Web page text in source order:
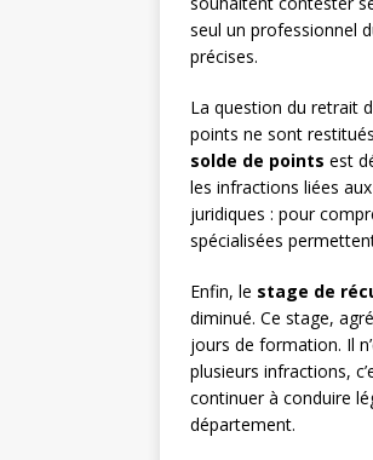
seul un professionnel
précises.
La question du retrait
points ne sont
solde de points est
les infractions liées
juridiques : pour
spécialisées
Enfin, le stage de
diminué. Ce stage,
jours de formation. Il
plusieurs infractions,
continuer à conduire
département.